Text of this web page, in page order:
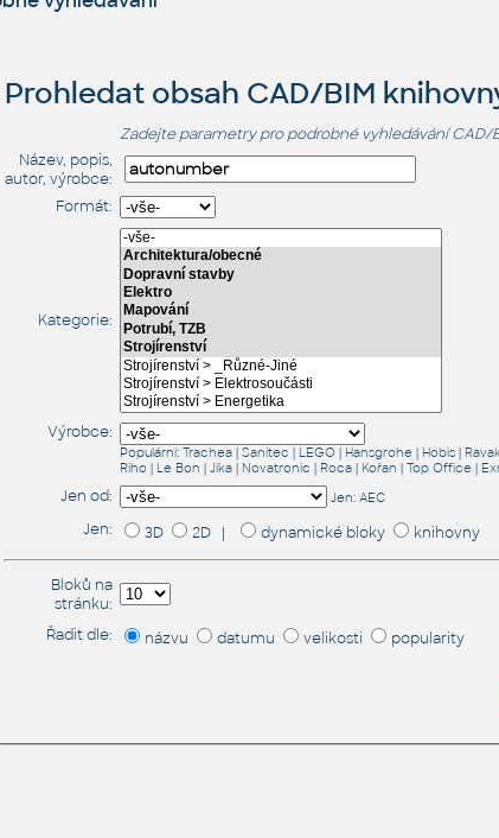
Prohledat obsah CAD/BIM
Zadejte parametry pro podrobné vyhledávání CAD/
Název, popis,
autor, výrobce:
Formát:
Kategorie:
Výrobce:
Populární: Trachea| Sanitec | LEGO| Hansgrohe | Hobis|
Riho| Le Bon | Jika| Novatronic | Roca| Kořan | Top Office |
Jen od: Jen: AEC
Jen: 3D 2D | dynamické bloky knihovny
Bloků na
stránku:
Řadit dle:
názvu datumu velikosti popularity